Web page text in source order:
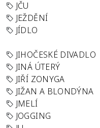
JČU
JEŽDĚNÍ
JÍDLO
JIHOČESKÉ DIVADLO
JINÁ ÚTERÝ
JIŘÍ ZONYGA
JIŽAN A BLONDÝNA
JMELÍ
JOGGING